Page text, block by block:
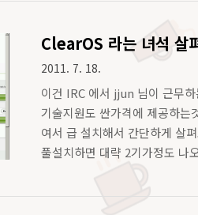
ClearOS 라는 녀석 살
2011. 7. 18.
이건 IRC 에서 jjun 님이 근무
기술지원도 싼가격에 제공하
여서 급 설치해서 간단하게 살
풀설치하면 대략 2기가정도